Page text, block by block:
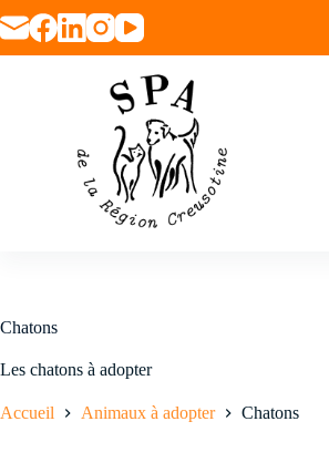
au
contenu
Chatons
Les chatons à adopter
Accueil Animaux à adopter Chatons